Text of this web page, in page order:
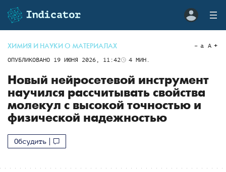
ХИМИЯ И НАУКИ О МАТЕРИАЛАХ
ОПУБЛИКОВАНО 19 ИЮНЯ 2026, 11:42 4 МИН.
a A
Новый нейросетевой инструмент
научился рассчитывать свойства
молекул с высокой точностью и
физической надежностью
Обсудить